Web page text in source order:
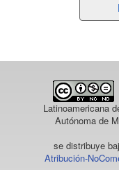
un
Latinoamericana
Autónoma de
se distribuye
Atribución-